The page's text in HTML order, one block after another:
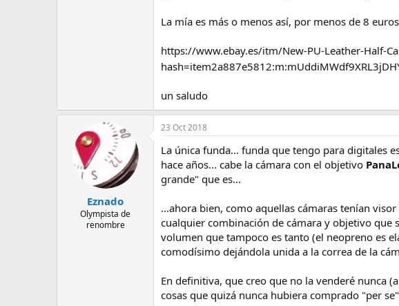
La mía es más o menos así, por menos de 8
https://www.ebay.es/itm/New-PU-Leather-Half-
un saludo
Eznado
Olympista de
renombre
23 Oct 2018
La única funda... funda que tengo para digitales
hace años... cabe la cámara con el objetivo
grande" que es...
...ahora bien, como aquellas cámaras tenían
cualquier combinación de cámara y objetivo que
volumen que tampoco es tanto (el neopreno es
comodísimo dejándola unida a la correa de la
En definitiva, que creo que no la venderé nunca
cosas que quizá nunca hubiera comprado "per